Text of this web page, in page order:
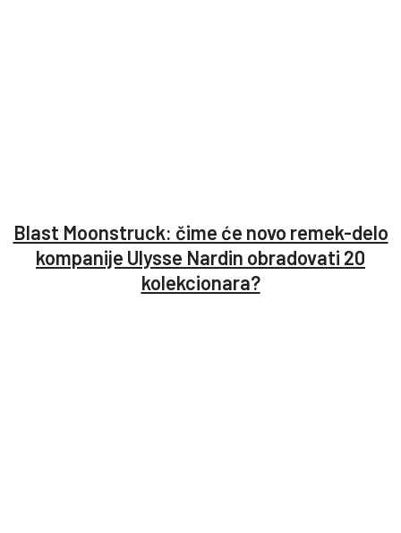
Blast Moonstruck: čime će novo remek-delo
kompanije Ulysse Nardin obradovati 20
kolekcionara?